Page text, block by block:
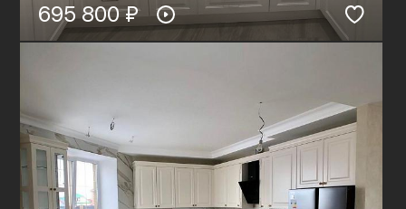
695 800 ₽